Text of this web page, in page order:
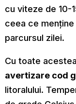
cu viteze de 10-
ceea ce
parcursul zilei.
Cu toate
avertizare cod
litoralului.